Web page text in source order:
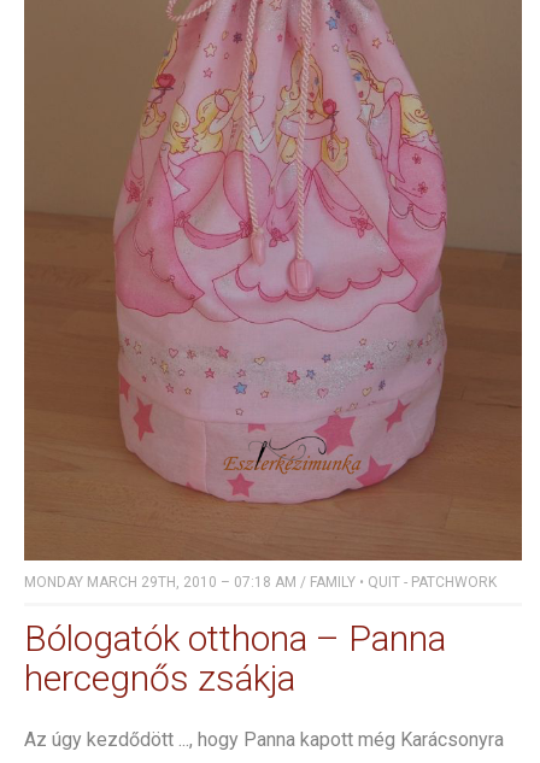
MONDAY MARCH 29TH, 2010 – 07:18 AM / FAMILY • QUIT - PATCHWORK
Bólogatók otthona – Panna
hercegnős zsákja
Az úgy kezdődött ..., hogy Panna kapott még Karácsonyra